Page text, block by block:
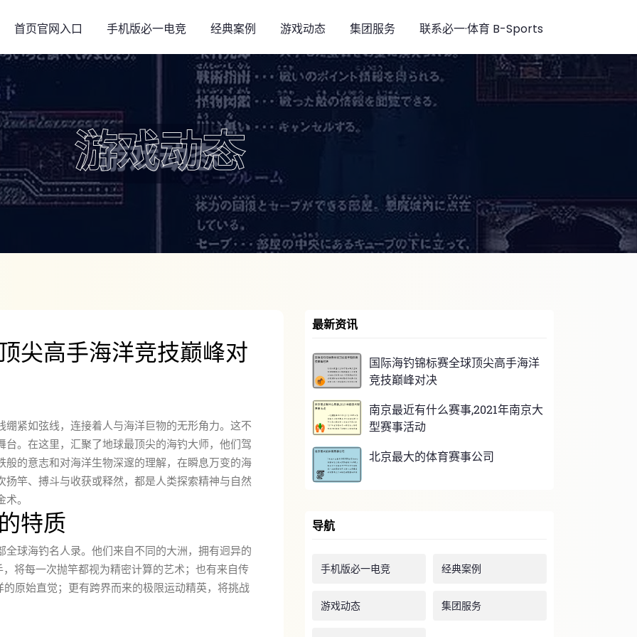
首页官网入口 手机版必一电竞 经典案例 游戏动态 集团服务 联系必一·体育 B-Sports
游戏动态
尖高手海洋竞技巅峰对
紧如弦线，连接着人与海洋巨物的无形角力。这不
。在这里，汇聚了地球最顶尖的海钓大师，他们驾
的意志和对海洋生物深邃的理解，在瞬息万变的海
竿、搏斗与收获或释然，都是人类探索精神与自然
。
特质
球海钓名人录。他们来自不同的大洲，拥有迥异的
将每一次抛竿都视为精密计算的艺术；也有来自传
原始直觉；更有跨界而来的极限运动精英，将挑战
最新资讯
国际海钓锦标赛全球顶尖高手海洋
竞技巅峰对决
南京最近有什么赛事,2021年南京大
型赛事活动
北京最大的体育赛事公司
导航
手机版必一电竞 经典案例
游戏动态 集团服务